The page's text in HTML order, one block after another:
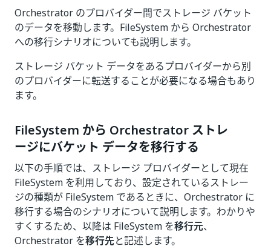
Orchestrator のプロバイダー間でストレージ バケット
のデータを移動します。FileSystem から Orchestrator
への移行シナリオについても説明します。
ストレージ バケット データをあるプロバイダーから別
のプロバイダーに転送することが必要になる場合もあり
ます。
FileSystem から Orchestrator ストレ
ージにバケット データを移行する
以下の手順では、ストレージ プロバイダーとして現在
FileSystem を利用しており、設定されているストレー
ジの種類が FileSystem であるときに、Orchestrator に
移行する場合のシナリオについて説明します。わかりや
すくするため、以降は FileSystem を移行元、
Orchestrator を移行先と記述します。